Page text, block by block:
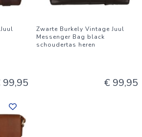
99,95
Zwarte Burkely Vintage Juul
Messenger Bag black
schoudertas heren
€ 99,95